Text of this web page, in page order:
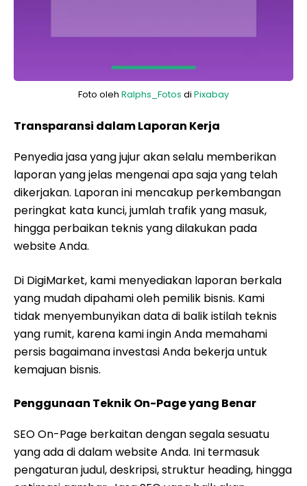
Foto oleh Ralphs_Fotos di Pixabay
Transparansi dalam Laporan Kerja
Penyedia jasa yang jujur akan selalu memberikan
laporan yang jelas mengenai apa saja yang telah
dikerjakan. Laporan ini mencakup perkembangan
peringkat kata kunci, jumlah trafik yang masuk,
hingga perbaikan teknis yang dilakukan pada
website Anda.
Di DigiMarket, kami menyediakan laporan berkala
yang mudah dipahami oleh pemilik bisnis. Kami
tidak menyembunyikan data di balik istilah teknis
yang rumit, karena kami ingin Anda memahami
persis bagaimana investasi Anda bekerja untuk
kemajuan bisnis.
Penggunaan Teknik On-Page yang Benar
SEO On-Page berkaitan dengan segala sesuatu
yang ada di dalam website Anda. Ini termasuk
pengaturan judul, deskripsi, struktur heading, hingga